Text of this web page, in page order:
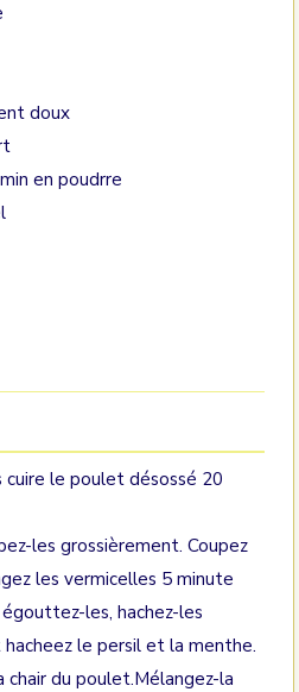
doux
en poudrre
le poulet désossé 20
les grossièrement. Coupez
les vermicelles 5 minute
les, hachez-les
le persil et la menthe.
chair du poulet.Mélangez-la